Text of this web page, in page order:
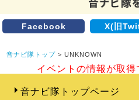
Facebook X(旧
音ナビ隊トップ > UNKNOWN
イベントの情報が取得
音ナビ隊トップページ